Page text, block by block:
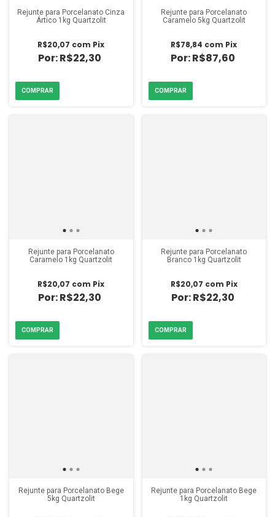
Rejunte para Porcelanato Cinza
Ártico 1kg Quartzolit
R$22,30
R$20,07 com Pix
Rejunte para Porcelanato
Caramelo 5kg Quartzolit
R$87,60
R$78,84 com Pix
Rejunte para Porcelanato
Caramelo 1kg Quartzolit
R$22,30
R$20,07 com Pix
Rejunte para Porcelanato
Branco 1kg Quartzolit
R$22,30
R$20,07 com Pix
Rejunte para Porcelanato Bege
5kg Quartzolit
Rejunte para Porcelanato Bege
1kg Quartzolit